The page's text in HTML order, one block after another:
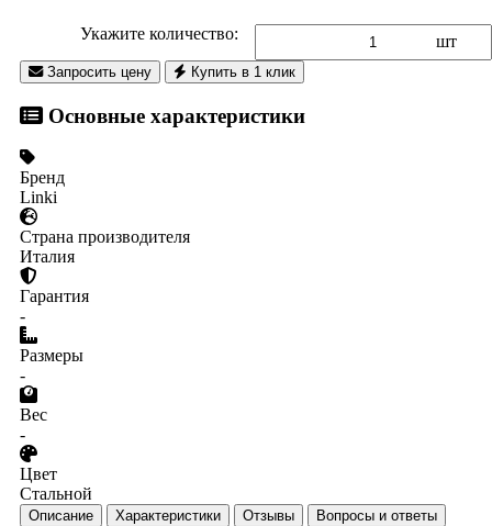
Укажите количество: шт
Запросить цену Купить в 1 клик
Основные характеристики
Бренд
Linki
Страна производителя
Италия
Гарантия
-
Размеры
-
Вес
-
Цвет
Стальной
Описание Характеристики Отзывы
Вопросы и ответы